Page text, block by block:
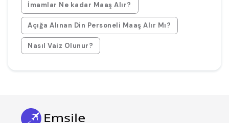
İmamlar Ne kadar Maaş Alır?
Açığa Alınan Din Personeli Maaş Alır Mı?
Nasıl Vaiz Olunur?